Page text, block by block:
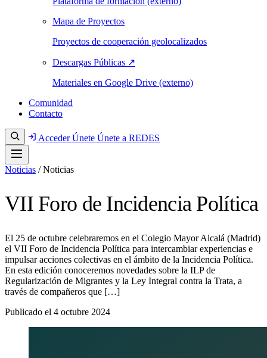
Mapa de Proyectos
Proyectos de cooperación geolocalizados
Descargas Públicas ↗
Materiales en Google Drive (externo)
Comunidad
Contacto
AccederÚnete Únete a REDES
Noticias / Noticias
VII Foro de Incidencia Política
El 25 de octubre celebraremos en el Colegio Mayor Alcalá (Madrid)
el VII Foro de Incidencia Política para intercambiar experiencias e
impulsar acciones colectivas en el ámbito de la Incidencia Política.
En esta edición conoceremos novedades sobre la ILP de
Regularización de Migrantes y la Ley Integral contra la Trata, a
través de compañeros que […]
Publicado el 4 octubre 2024